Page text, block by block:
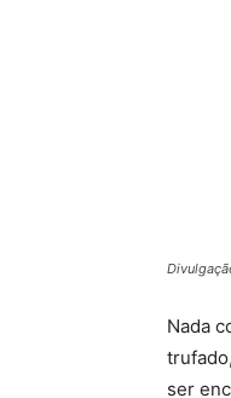
Nada
ser